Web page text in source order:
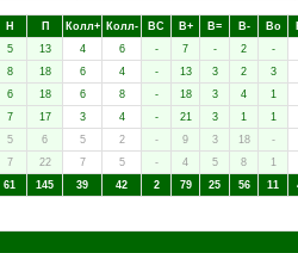
Н П Колл+ Колл- ВC В+ В= В- Вo
5 13 4 6 - 7 - 2
-
8 18 6 4 - 13 3 2
3
6 18 6 8 - 18 3 4
1
7 17 3 4 - 21 3 1
1
5 6 5 2 - 9 3 18
-
7 22 7 5 - 4 5 8
1
61 145 39 42 2 79 25 56 11